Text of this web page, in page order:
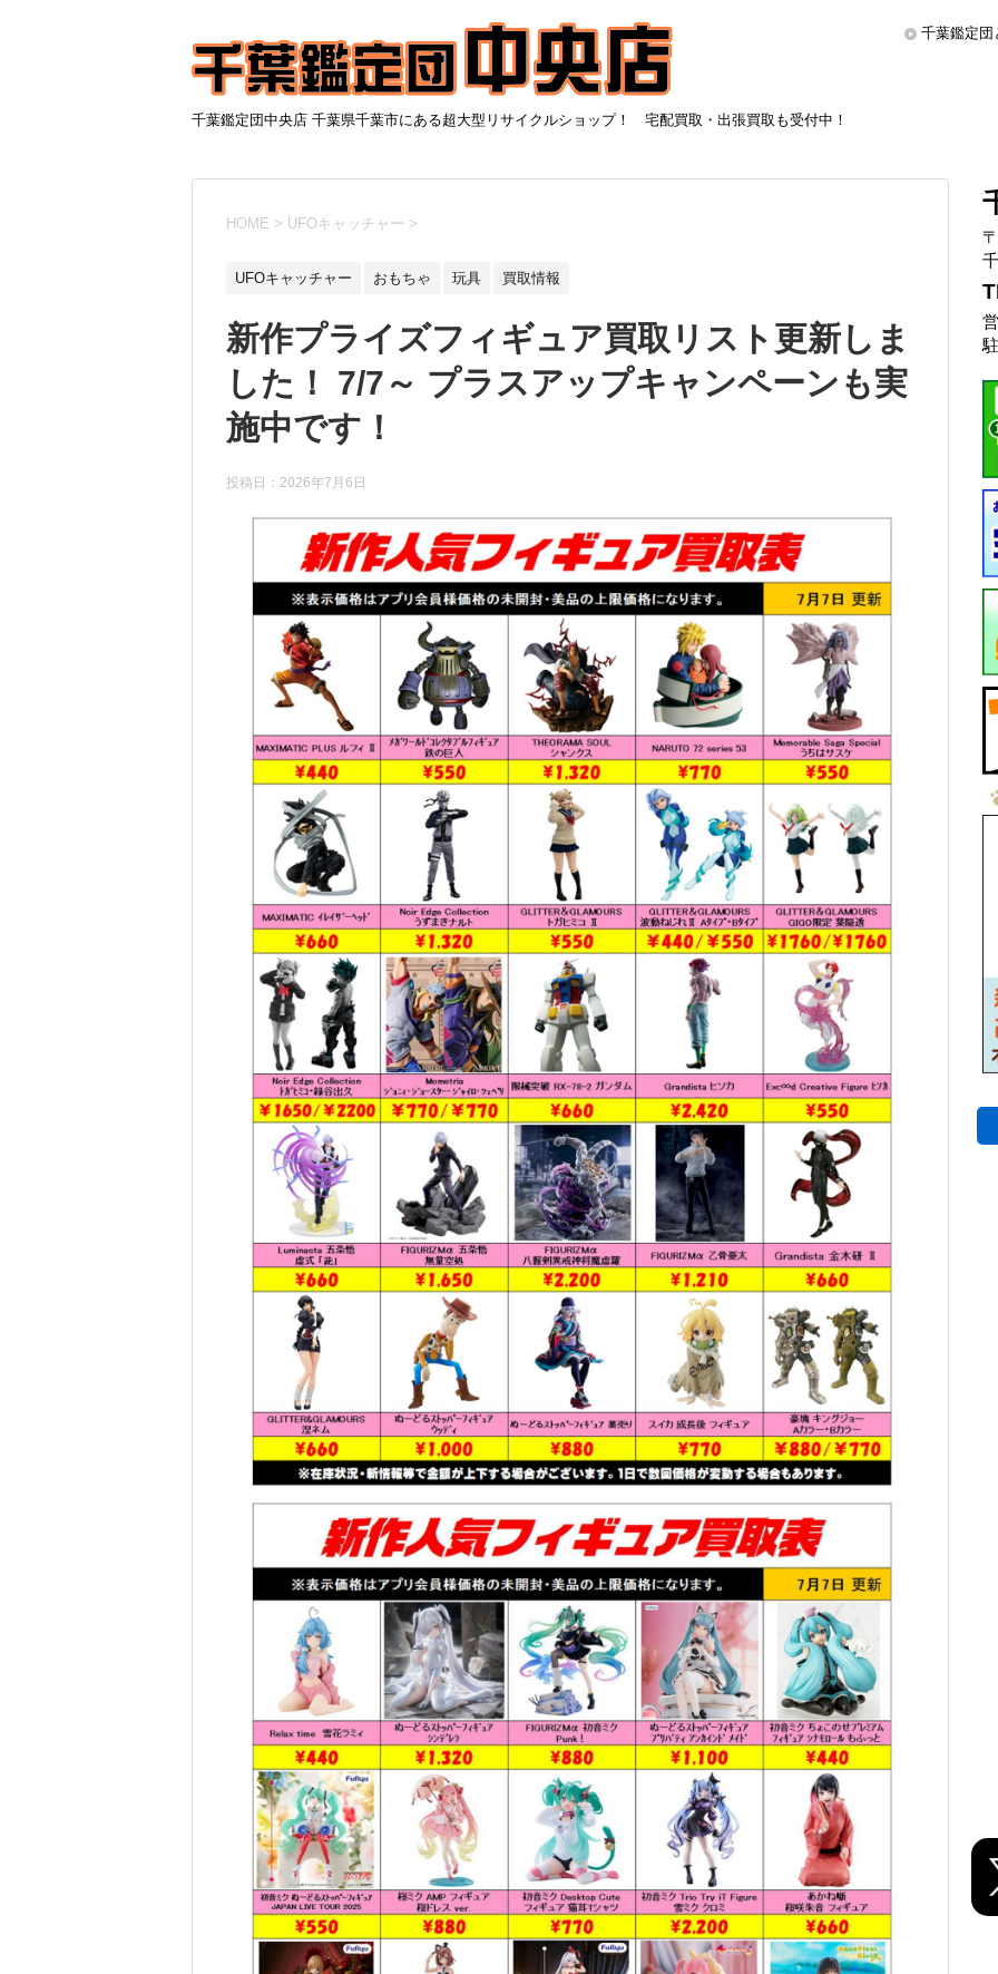
千葉鑑定団中央店 千葉県千葉市にある超大型リサイクルショップ！ 宅配買取・出張買取も受付中！
千葉鑑定団
HOME > UFOキャッチャー >
UFOキャッチャー おもちゃ 玩具 買取情報
新作プライズフィギュア買取リスト更新しま
した！ 7/7～ プラスアップキャンペーンも実
施中です！
投稿日： 2026年7月6日